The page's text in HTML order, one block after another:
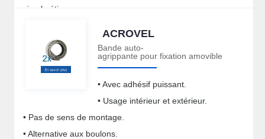
simple étirage.
ACROVEL
Bande auto-
agrippante pour fixation amovible
• Avec adhésif puissant.
• Usage intérieur et extérieur.
• Pas de sens de montage.
• Alternative aux boulons.